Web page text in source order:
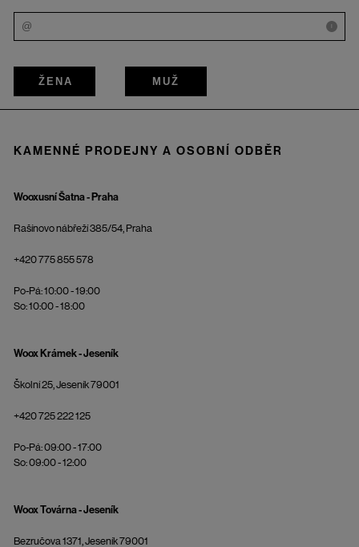
i
ŽENA MUŽ
KAMENNÉ PRODEJNY A OSOBNÍ ODBĚR
Wooxusní Šatna - Praha
Rašínovo nábřeží 385/54, Praha
+420 775 855 578
Po-Pá: 10:00 - 19:00
So: 10:00 - 18:00
Woox Krámek - Jeseník
Školní 25, Jeseník 79001
+420 725 222 125
Po-Pá: 09:00 - 17:00
So: 09:00 - 12:00
Woox Továrna - Jeseník
Bezručova 1371, Jeseník 79001